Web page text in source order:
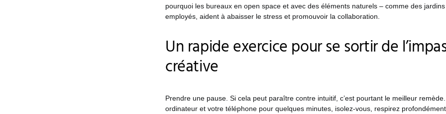
pourquoi les bureaux en open space et avec des éléments naturels – comme des
employés, aident à abaisser le stress et promouvoir la collaboration.
Un rapide exercice pour se sortir de
créative
Prendre une pause. Si cela peut paraître contre intuitif, c’est pourtant le meilleur
ordinateur et votre téléphone pour quelques minutes, isolez-vous, respirez